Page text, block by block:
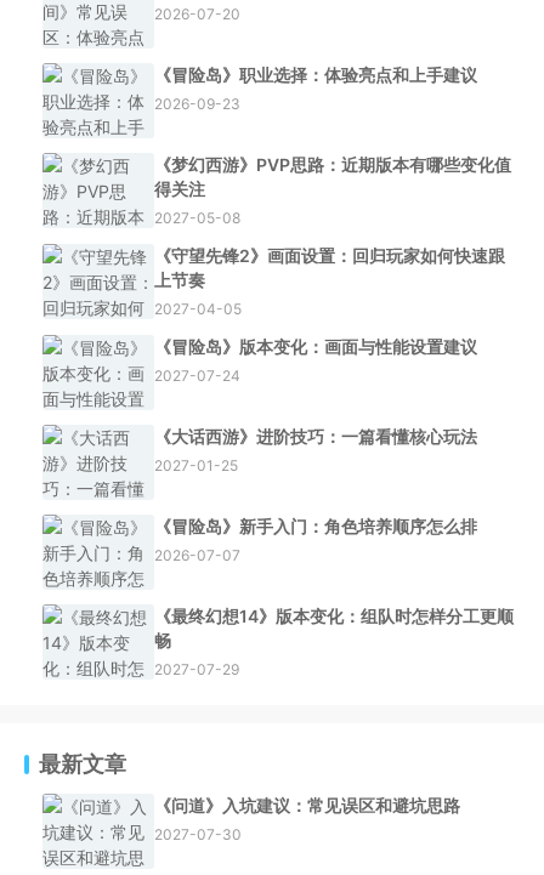
2026-07-20
《冒险岛》职业选择：体验亮点和上手建议
2026-09-23
《梦幻西游》PVP思路：近期版本有哪些变化值
得关注
2027-05-08
《守望先锋2》画面设置：回归玩家如何快速跟
上节奏
2027-04-05
《冒险岛》版本变化：画面与性能设置建议
2027-07-24
《大话西游》进阶技巧：一篇看懂核心玩法
2027-01-25
《冒险岛》新手入门：角色培养顺序怎么排
2026-07-07
《最终幻想14》版本变化：组队时怎样分工更顺
畅
2027-07-29
最新文章
《问道》入坑建议：常见误区和避坑思路
2027-07-30